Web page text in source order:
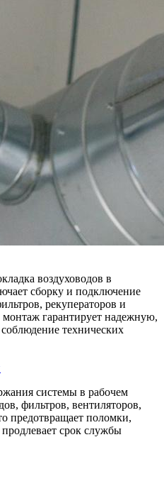
воздуховодов в
сборку и подключение
рекуператоров и
гарантирует надежную,
технических
системы в рабочем
фильтров, вентиляторов,
предотвращает поломки,
срок службы